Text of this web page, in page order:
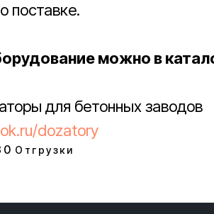
поставке.
можно в
для бетонных заводов
dozatory
Отгрузки